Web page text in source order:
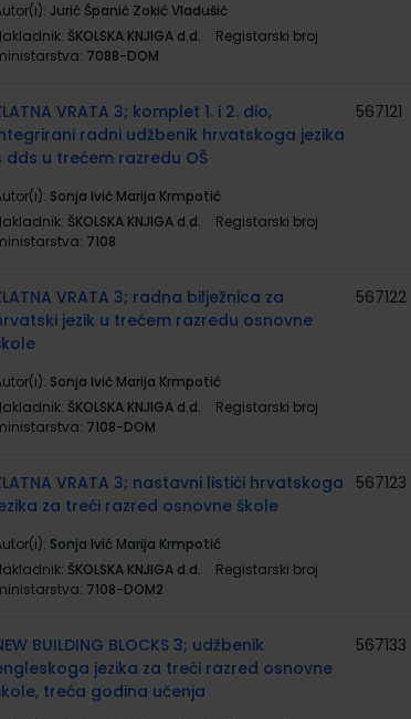
Jurić Španić Zokić Vladušić
ŠKOLSKA KNJIGA d.d.
Registarski broj
7088-DOM
VRATA 3; komplet 1. i 2. dio,
radni udžbenik hrvatskoga jezika
dds u trećem razredu OŠ
Sonja Ivić Marija Krmpotić
ŠKOLSKA KNJIGA d.d.
Registarski broj
7108
567121
VRATA 3; radna bilježnica za
jezik u trećem razredu osnovne
Sonja Ivić Marija Krmpotić
ŠKOLSKA KNJIGA d.d.
Registarski broj
7108-DOM
567122
VRATA 3; nastavni listići hrvatskoga
za treći razred osnovne škole
Sonja Ivić Marija Krmpotić
ŠKOLSKA KNJIGA d.d.
Registarski broj
7108-DOM2
567123
BUILDING BLOCKS 3; udžbenik
jezika za treći razred osnovne
treća godina učenja
567133